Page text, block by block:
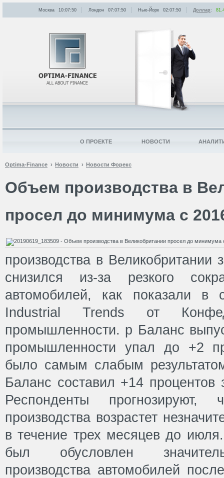
Optima-Finance Новости Новости Форекс
Объем производства в
просел до минимума с
производства в
снизился из-за резкого
автомобилей, как показали в
Industrial Trends от
промышленности. p Баланс
промышленности упал до +2
было самым слабым
Баланс составил +14
Респонденты
производства возрастет
в течение трех месяцев до
был обусловлен
производства автомобилей
Москва 10:07:50 Лондон 07:07:50 Нью-Йорк 02:07:50 Доллар:
О ПРОЕКТЕ НОВОСТИ